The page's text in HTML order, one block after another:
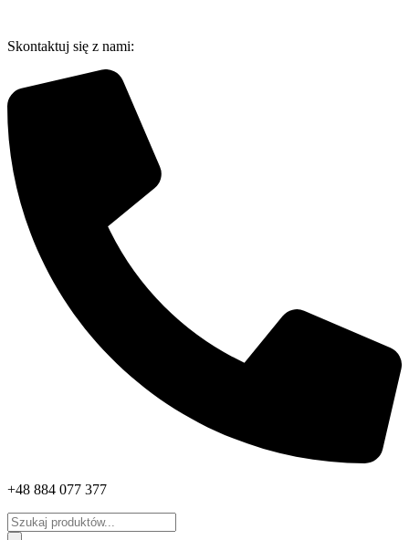
treści
Skontaktuj się z nami:
+48 884 077 377
Search
...